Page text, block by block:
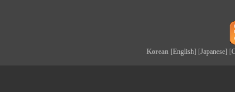
Korean [English] [Japanese] [